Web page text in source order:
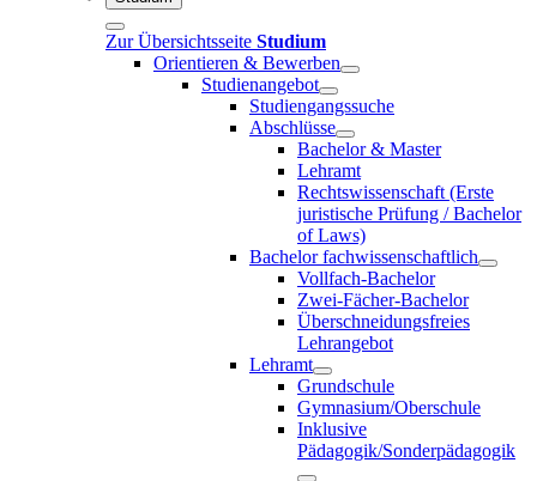
Zur Übersichtsseite Studium
Orientieren & Bewerben
Studienangebot
Studiengangssuche
Abschlüsse
Bachelor & Master
Lehramt
Rechtswissenschaft (Erste
juristische Prüfung / Bachelor
of Laws)
Bachelor fachwissenschaftlich
Vollfach-Bachelor
Zwei-Fächer-Bachelor
Überschneidungsfreies
Lehrangebot
Lehramt
Grundschule
Gymnasium/Oberschule
Inklusive
Pädagogik/Sonderpädagogik